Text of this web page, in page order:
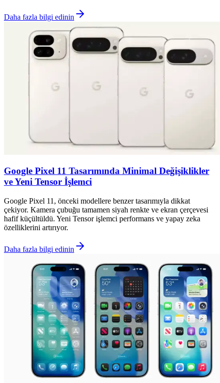
Daha fazla bilgi edinin
Google Pixel 11 Tasarımında Minimal Değişiklikler
ve Yeni Tensor İşlemci
Google Pixel 11, önceki modellere benzer tasarımıyla dikkat
çekiyor. Kamera çubuğu tamamen siyah renkte ve ekran çerçevesi
hafif küçültüldü. Yeni Tensor işlemci performans ve yapay zeka
özelliklerini artırıyor.
Daha fazla bilgi edinin